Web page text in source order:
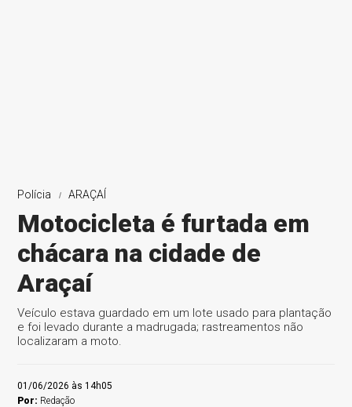
Polícia ARAÇAÍ
Motocicleta é furtada em
chácara na cidade de
Araçaí
Veículo estava guardado em um lote usado para plantação
e foi levado durante a madrugada; rastreamentos não
localizaram a moto.
01/06/2026 às 14h05
Por: Redação